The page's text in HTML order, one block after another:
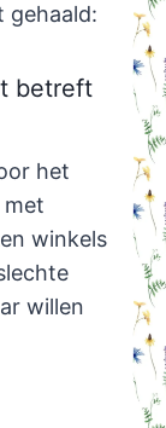
gehaald:
betreft
het
winkels
willen